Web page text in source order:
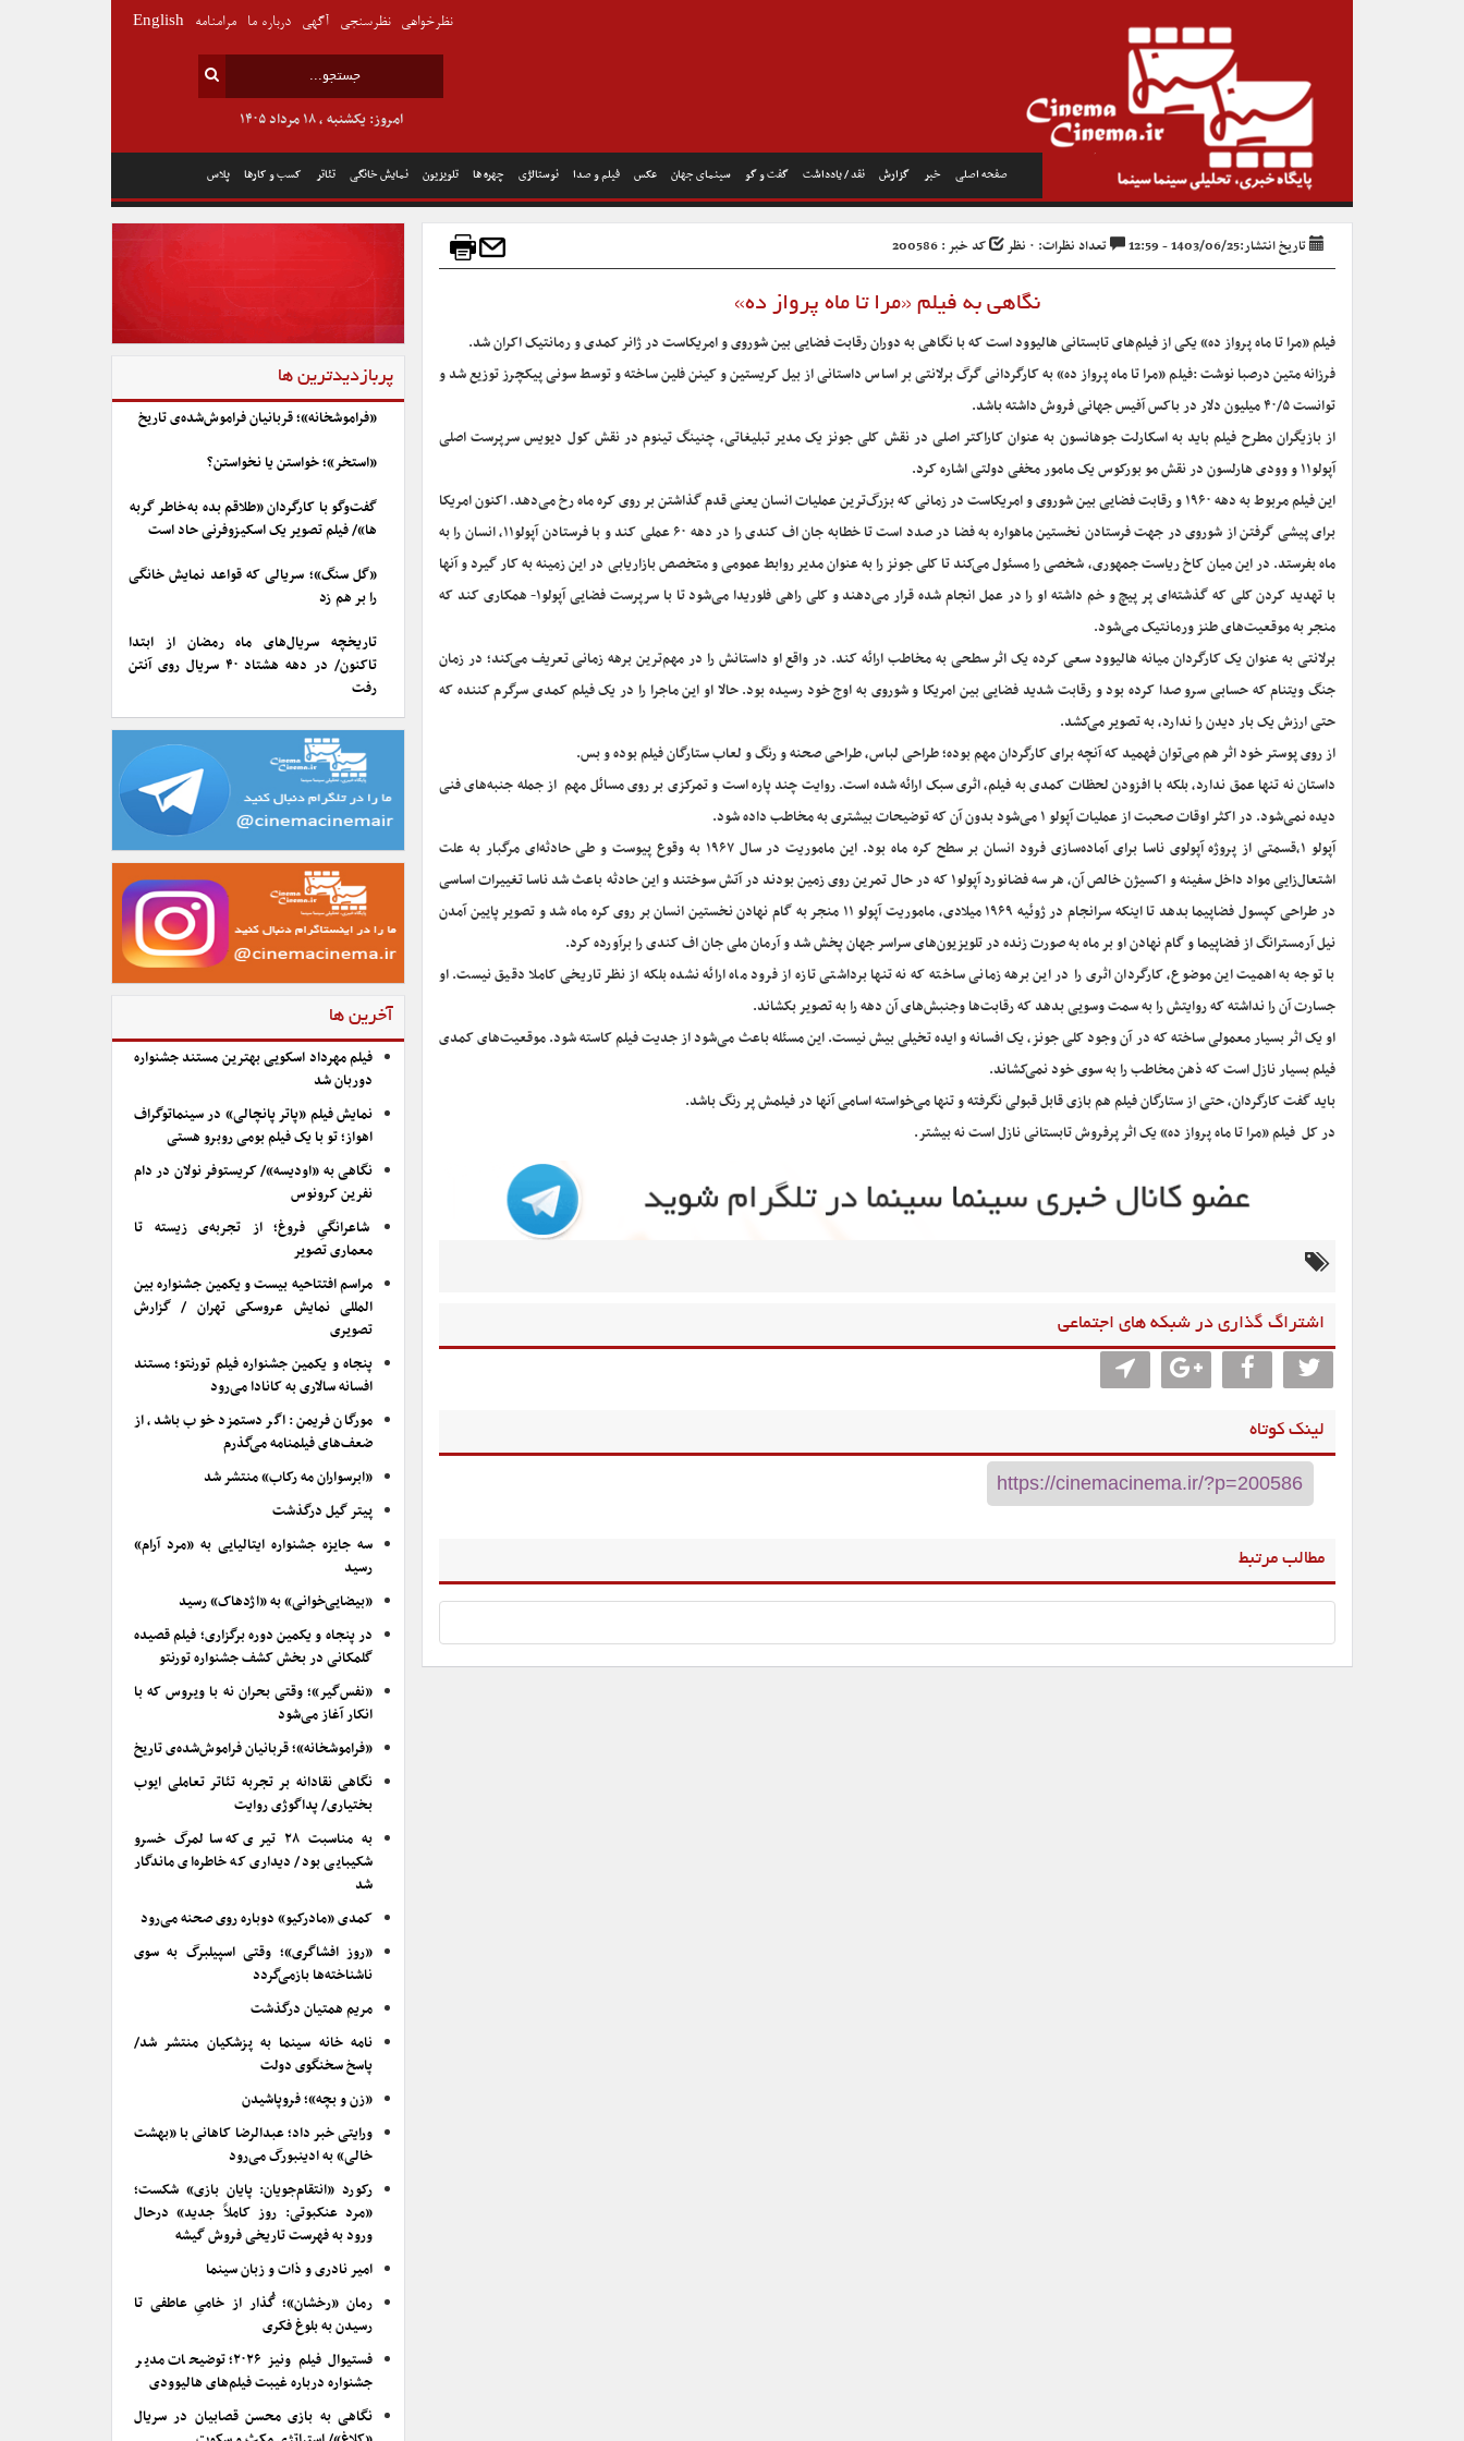
صفحه اصلی خبر گزارش نقد / یادداشت گفت و گو سینمای جهان عکس فیلم و صدا نوستالژی چهره ها تلویزیون نمایش خانگی تئاتر کسب و کارها پلاس
امروز: یکشنبه , ۱۸ مرداد ۱۴۰۵
نظرخواهی نظرسنجی آگهی درباره ما مرامنامه English
تاریخ انتشار:1403/06/25 - 12:59 تعداد نظرات: ۰ نظر کد خبر : 200586
نگاهی به فیلم «مرا تا ماه پرواز ده»
فیلم «مرا تا ماه پرواز ده» یکی از فیلم‌های تابستانی هالیوود است که با نگاهی به دوران رقابت فضایی بین شوروی و امریکاست در ژانر کمدی و رمانتیک اکران شد.
فرزانه متین درصبا نوشت :فیلم «مرا تا ماه پرواز ده» به کارگردانی گرگ برلانتی بر اساس داستانی از بیل کریستین و کینن فلین ساخته و توسط سونی پیکچرز توزیع شد و
توانست ۴۰/۵ میلیون دلار در باکس آفیس جهانی فروش داشته باشد.
از بازیگران مطرح فیلم باید به اسکارلت جوهانسون به عنوان کاراکتر اصلی در نقش کلی جونز یک مدیر تبلیغاتی، چنینگ تینوم در نقش کول دیویس سرپرست اصلی
آپولو۱۱ و وودی هارلسون در نقش مو بورکوس یک مامور مخفی دولتی اشاره کرد.
این فیلم مربوط به دهه ۱۹۶۰ و رقابت فضایی بین شوروی و امریکاست در زمانی که بزرگ‌ترین عملیات انسان یعنی قدم گذاشتن بر روی کره ماه رخ می‌دهد. اکنون امریکا
برای پیشی گرفتن از شوروی در جهت فرستادن نخستین ماهواره به فضا در صدد است تا خطابه جان اف کندی را در دهه ۶۰ عملی کند و با فرستادن آپولو۱۱، انسان را به
ماه بفرستد. در این میان کاخ ریاست جمهوری، شخصی را مسئول می‌کند تا کلی جونز را به عنوان مدیر روابط عمومی و ‌متخصص بازاریابی در این زمینه به کار گیرد و آنها
با تهدید کردن کلی که گذشته‌ای پر پیچ و خم داشته او را در عمل انجام شده قرار می‌دهند و کلی راهی فلوریدا می‌شود تا با سرپرست فضایی آپولو۱- همکاری کند که
منجر به موقعیت‌های طنز و‌رمانتیک می‌شود.
برلانتی به عنوان یک‌ کارگردان میانه هالیوود سعی کرده یک اثر سطحی به مخاطب ارائه کند. در واقع او داستانش را در مهم‌ترین برهه زمانی تعریف می‌کند؛ در زمان
جنگ ویتنام که حسابی سرو صدا کرده بود و رقابت شدید فضایی بین امریکا و شوروی به اوج خود رسیده بود. حالا او این ماجرا را در یک فیلم کمدی سرگرم کننده که
حتی ارزش یک بار دیدن را ندارد، به تصویر می‌کشد.
از روی پوستر خود اثر هم می‌توان فهمید که آنچه برای کارگردان مهم بوده؛ طراحی لباس، طراحی صحنه و رنگ و لعاب ستارگان فیلم بوده و بس.
داستان نه تنها عمق ندارد، بلکه با افزودن لحظات کمدی به فیلم، اثری سبک ارائه شده است. روایت چند پاره است و تمرکزی بر روی مسائل مهم از جمله جنبه‌های فنی
دیده نمی‌شود. در اکثر اوقات صحبت از عملیات آپولو ۱ می‌شود بدون آن که توضیحات بیشتری به مخاطب داده شود.
آپولو ۱،قسمتی از پروژه آپولوی ناسا برای آماده‌سازی فرود انسان بر سطح کره ماه بود. این ماموریت در سال ۱۹۶۷ به وقوع پیوست و طی حادثه‌ای مرگبار به علت
اشتعال‌زایی مواد داخل سفینه و اکسیژن خالص آن، هر سه فضانورد آپولو۱ که در حال تمرین روی زمین بودند در آتش سوختند و این حادثه باعث شد ناسا تغییرات اساسی
در طراحی کپسول فضاپیما بدهد تا اینکه سرانجام در ژوئیه ۱۹۶۹ میلادی، ماموریت آپولو ۱۱ منجر به گام نهادن نخستین انسان بر روی کره ماه شد و تصویر پایین آمدن
نیل آرمسترانگ از فضاپیما و گام نهادن او بر ماه به صورت زنده در تلویزیون‌های سراسر جهان پخش شد و آرمان ملی جان اف کندی را برآورده کرد.
با توجه به اهمیت این موضوع، کارگردان اثری را در این برهه زمانی ساخته که نه تنها برداشتی تازه از فرود ماه ارائه نشده بلکه از نظر تاریخی کاملا دقیق نیست. او‌
جسارت آن را نداشته که روایتش را به سمت وسویی بدهد که رقابت‌ها و‌جنبش‌های آن دهه را به تصویر بکشاند.
او یک اثر بسیار معمولی ساخته که در آن وجود کلی جونز، یک افسانه و ایده تخیلی بیش نیست. این مسئله باعث می‌شود از جدیت فیلم کاسته شود. موقعیت‌های کمدی
فیلم بسیار نازل است که ذهن مخاطب را به سوی خود نمی‌کشاند.
باید گفت کارگردان، حتی از ستارگان فیلم هم بازی قابل قبولی نگرفته و تنها می‌خواسته اسامی آنها در فیلمش پر رنگ باشد.
در کل فیلم «مرا تا ماه پرواز ده» یک اثر پرفروش تابستانی نازل است نه بیشتر.
اشتراگ گذاری در شبکه های اجتماعی
لینک کوتاه
مطالب مرتبط
پربازدیدترین ها
«فراموشخانه»؛ قربانیان فراموش‌شده‌ی تاریخ
«استخر»؛ خواستن یا نخواستن؟
گفت‌وگو با کارگردان «طلاقم بده به خاطر گربه
ها»/ فیلم تصویر یک اسکیزوفرنی حاد است
«گل سنگ»؛ سریالی که قواعد نمایش خانگی
را بر هم زد
تاریخچه سریال‌های ماه رمضان از ابتدا
تاکنون/ در دهه هشتاد ۴۰ سریال روی آنتن
رفت
آخرین ها
فیلم مهرداد اسکویی بهترین مستند جشنواره
دوربان شد
نمایش فیلم «پاتر پانچالی» در سینماتوگراف
اهواز؛ تو با یک فیلم بومی روبرو هستی
نگاهی به «اودیسه»/ کریستوفر نولان در دام
نفرین کرونوس
شاعرانگیِ فروغ؛ از تجربه‌ی زیسته تا
معماری تصویر
مراسم افتتاحیه بیست و یکمین جشنواره بین
المللی نمایش عروسکی تهران / گزارش
تصویری
پنجاه و یکمین جشنواره فیلم تورنتو؛ مستند
افسانه سالاری به کانادا می‌رود
مورگان فریمن: اگر دستمزد خوب باشد، از
ضعف‌های فیلمنامه می‌گذرم
«ابرسواران مه رکاب» منتشر شد
پیتر گیل درگذشت
سه جایزه جشنواره ایتالیایی به «مرد آرام»
رسید
«بیضایی‌خوانی» به «اژدهاک» رسید
در پنجاه و یکمین دوره برگزاری؛ فیلم قصیده
گلمکانی در بخش کشف جشنواره تورنتو
«نفس‌گیر»؛ وقتی بحران نه با ویروس که با
انکار آغاز می‌شود
«فراموشخانه»؛ قربانیان فراموش‌شده‌ی تاریخ
نگاهی نقادانه بر تجربه تئاتر تعاملی ایوب
بختیاری/ پداگوژی روایت
به مناسبت ۲۸ تیری که سالمرگ خسرو
شکیبایی بود/ دیداری که خاطره‌ای ماندگار
شد
کمدی «مادرکیو» دوباره روی صحنه می‌رود
«روز افشاگری»؛ وقتی اسپیلبرگ به سوی
ناشناخته‌ها بازمی‌گردد
مریم همتیان درگذشت
نامه خانه سینما به پزشکیان منتشر شد/
پاسخ سخنگوی دولت
«زن و بچه»؛ فروپاشیدن
ورایتی خبر داد؛ عبدالرضا کاهانی با «بهشت
خالی» به ادینبورگ می‌رود
رکورد «انتقام‌جویان: پایان بازی» شکست؛
«مرد عنکبوتی: روز کاملاً جدید» درحال
ورود به فهرست تاریخی فروش گیشه
امیر نادری و ذات و زبان سینما
رمان «رخشان»؛ گُذار از خامیِ عاطفی تا
رسیدن به بلوغ فکری
فستیوال فیلم ونیز ۲۰۲۶؛ توضیحات مدیر
جشنواره درباره غیبت فیلم‌های هالیوودی
نگاهی به بازی محسن قصابیان در سریال